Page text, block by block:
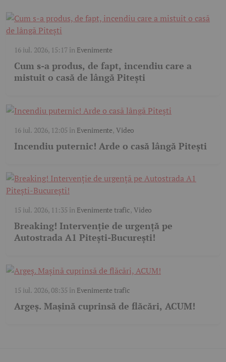
16 iul. 2026, 15:17în Evenimente
Cum s-a produs, de fapt, incendiu care a
mistuit o casă de lângă Pitești
16 iul. 2026, 12:05 în Evenimente,Video
Incendiu puternic! Arde o casă lângă Pitești
15 iul. 2026, 11:35 în Evenimente trafic, Video
Breaking! Intervenție de urgență pe
Autostrada A1 Pitești-București!
15 iul. 2026, 08:35 în Evenimente trafic
Argeș. Mașină cuprinsă de flăcări, ACUM!